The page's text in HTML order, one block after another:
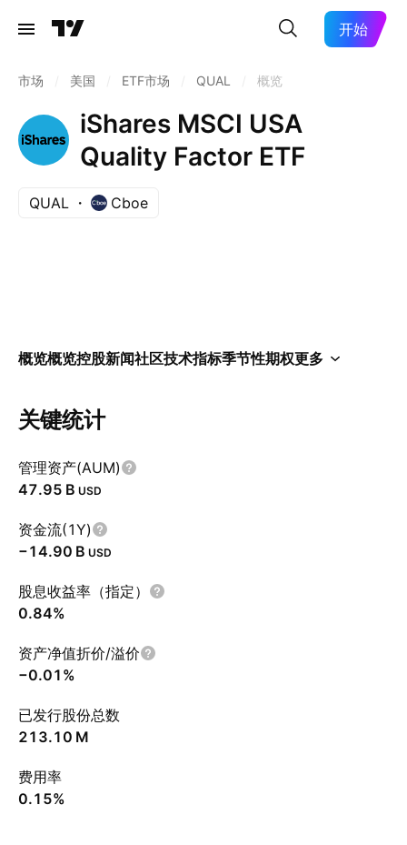
开始
市场 美国 ETF市场 QUAL 概览
iShares MSCI USA
Quality Factor ETF
QUAL Cboe
概览概览控股新闻社区技术指标季节性期权更多
关键统计
管理资产(AUM)
‪47.95 B‬ USD
资金流(1Y)
‪−14.90 B‬ USD
股息收益率（指定）
0.84%
资产净值折价/溢价
−0.01%
已发行股份总数
‪213.10 M‬
费用率
0.15%